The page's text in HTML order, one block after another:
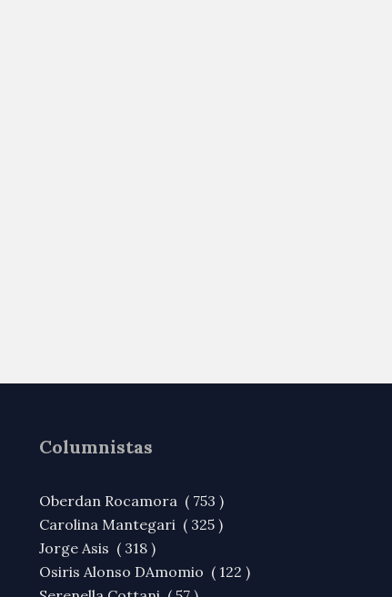
Columnistas
Oberdan Rocamora ( 753 )
Carolina Mantegari ( 325 )
Jorge Asis ( 318 )
Osiris Alonso DAmomio ( 122 )